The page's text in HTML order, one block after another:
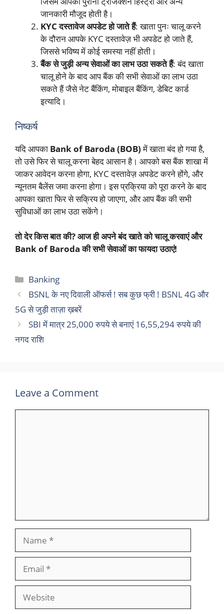
जानकारी मौजूद होती है।
KYC दस्तावेज अपडेट हो जाते हैं: खाता पुनः चालू करने
के दौरान आपके KYC दस्तावेज़ भी अपडेट हो जाते हैं,
जिससे भविष्य में कोई समस्या नहीं होती।
बैंक से जुड़ी अन्य सेवाओं का लाभ उठा सकते हैं: बंद खाता
चालू होने के बाद आप बैंक की सभी सेवाओं का लाभ उठा
सकते हैं जैसे नेट बैंकिंग, मोबाइल बैंकिंग, डेबिट कार्ड
इत्यादि।
निष्कर्ष
यदि आपका Bank of Baroda (BOB)में खाता बंद हो गया है,
तो उसे फिर से चालू करना बेहद आसान है। आपको बस बैंक शाखा में
जाकर आवेदन करना होगा, KYC दस्तावेज़ अपडेट करने होंगे, और
न्यूनतम बैलेंस जमा करना होगा। इस प्रक्रिया को पूरा करने के बाद
आपका खाता फिर से सक्रिय हो जाएगा, और आप बैंक की सभी
सुविधाओं का लाभ उठा सकेंगे।
तो देर किस बात की? आज ही अपने बंद खाते को चालू करवाएं और
Bank of Baroda की सभी सेवाओं का फायदा उठाएं!
Categories
Banking
BSNL के नए दिवाली ऑफर्स ! सब कुछ फ्री ! BSNL 4G और
5G से जुड़ी ताज़ा ख़बरें
SBI में मात्र 25,000 रुपये से बनाएं 16,55,294 रुपये की
नगद राशि
Leave a Comment
Website